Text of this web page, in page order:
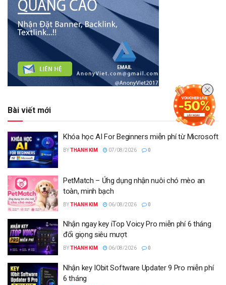
Bài viết mới
Khóa học AI For Beginners miễn phí từ Microsoft
BYTHANH KIM 07/08/2026 0
PetMatch – Ứng dụng nhận nuôi chó mèo an
toàn, minh bạch
BYTHANH KIM 06/08/2026 0
Nhận ngay key iTop Voicy Pro miễn phí 6 tháng
đổi giọng siêu mượt
BYTHANH KIM 06/08/2026 0
Nhận key IObit Software Updater 9 Pro miễn phí
6 tháng